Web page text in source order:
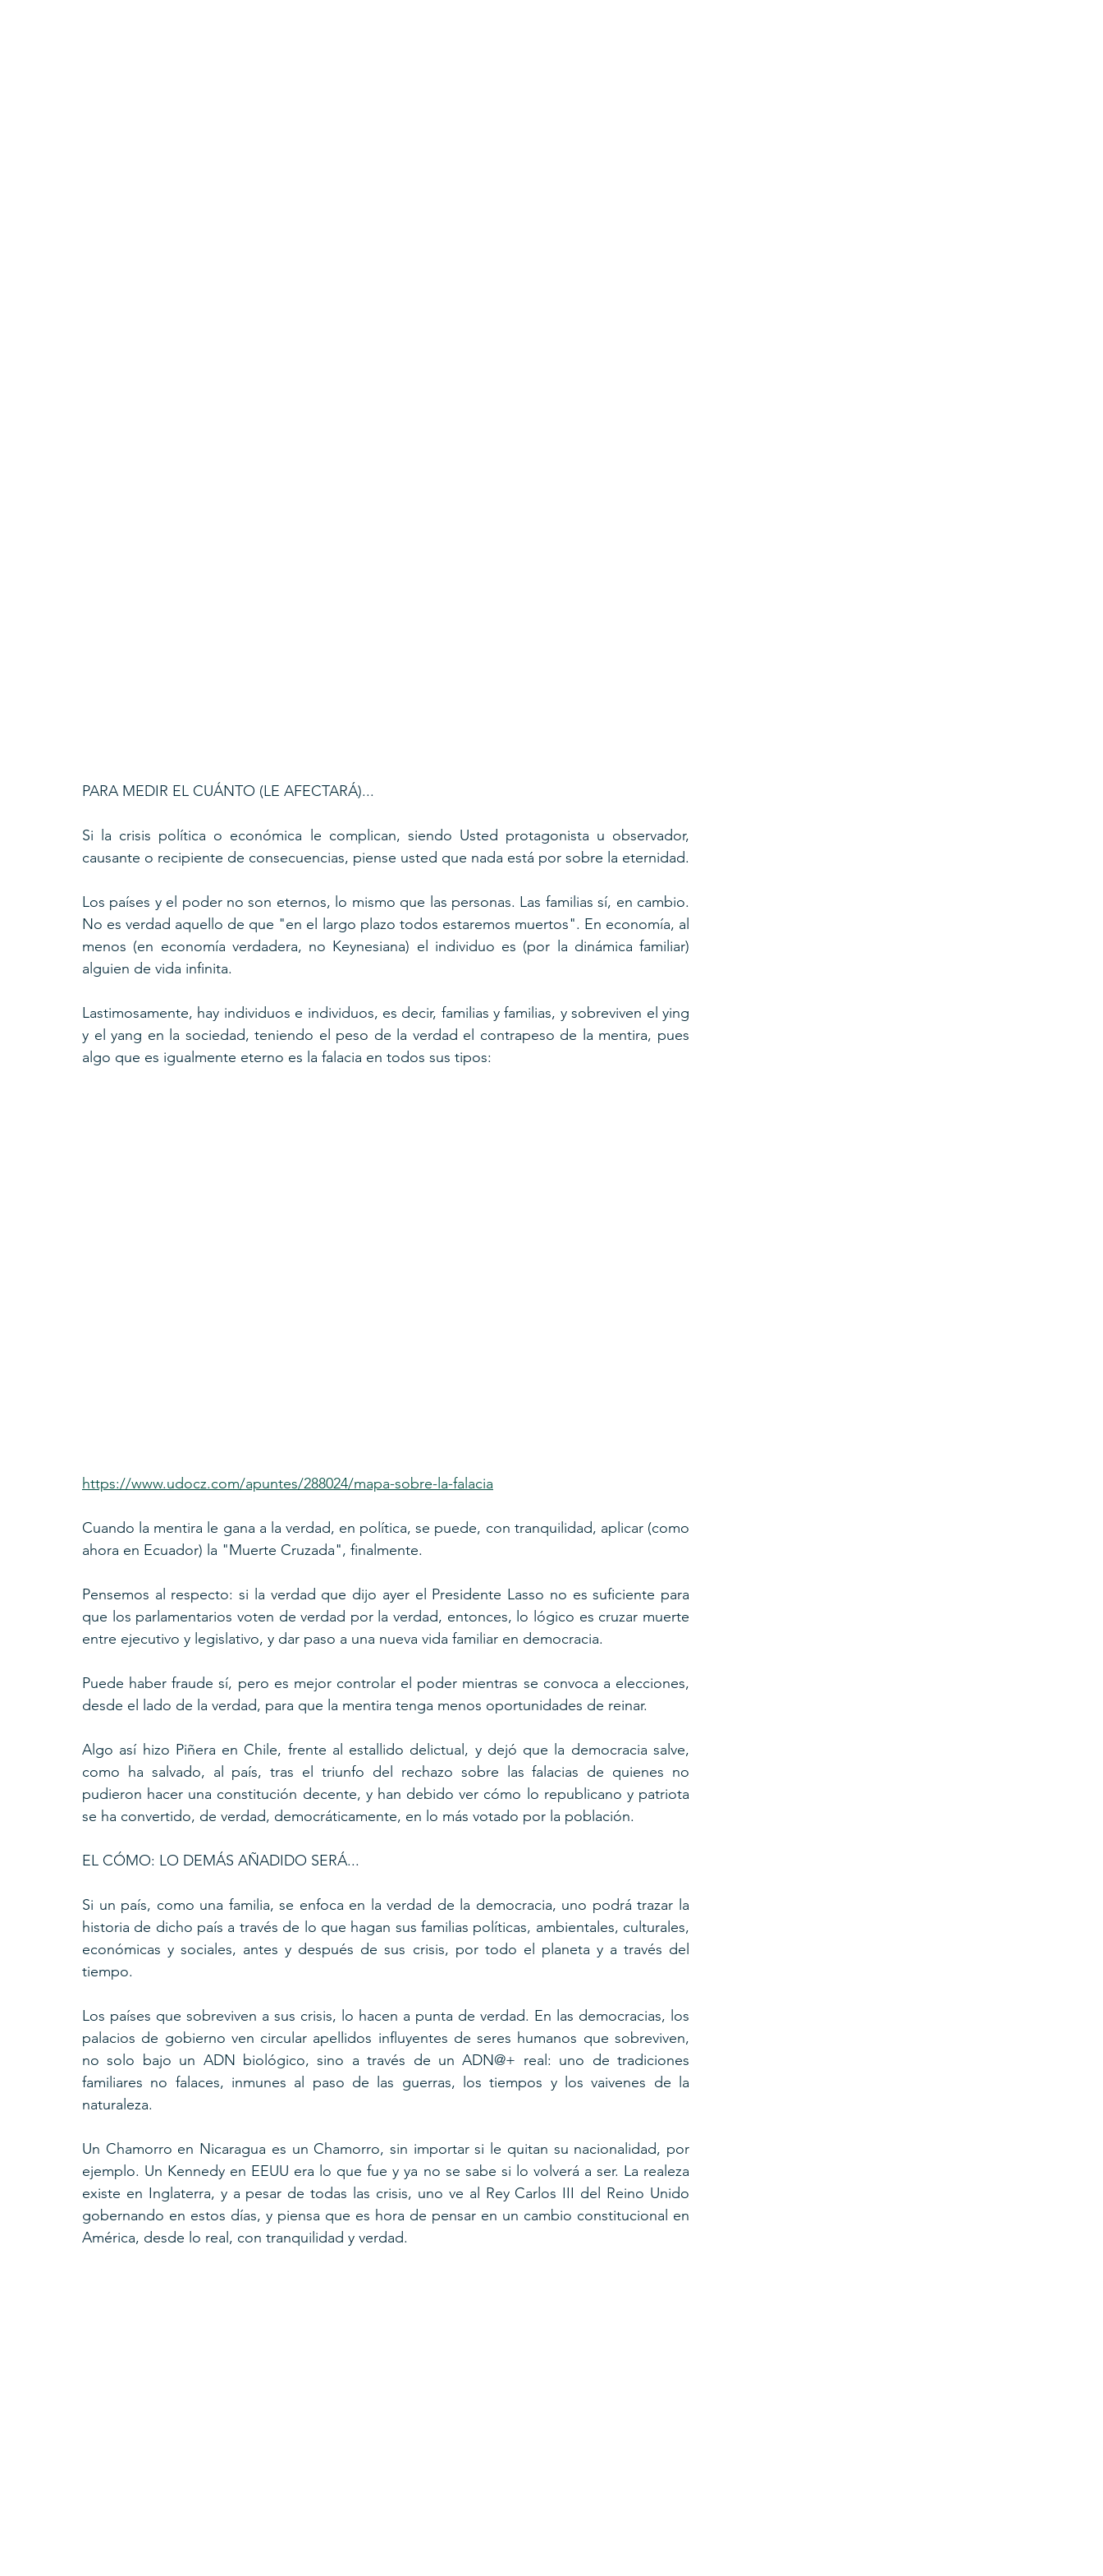
PARA MEDIR EL CUÁNTO (LE AFECTARÁ)...
Si la crisis política o económica le complican, siendo Usted protagonista u observador,
causante o recipiente de consecuencias, piense usted que nada está por sobre la eternidad.
Los países y el poder no son eternos, lo mismo que las personas. Las familias sí, en cambio.
No es verdad aquello de que "en el largo plazo todos estaremos muertos". En economía, al
menos (en economía verdadera, no Keynesiana) el individuo es (por la dinámica familiar)
alguien de vida infinita.
Lastimosamente, hay individuos e individuos, es decir, familias y familias, y sobreviven el ying
y el yang en la sociedad, teniendo el peso de la verdad el contrapeso de la mentira, pues
algo que es igualmente eterno es la falacia en todos sus tipos:
https://www.udocz.com/apuntes/288024/mapa-sobre-la-falacia
Cuando la mentira le gana a la verdad, en política, se puede, con tranquilidad, aplicar (como
ahora en Ecuador) la "Muerte Cruzada", finalmente.
Pensemos al respecto: si la verdad que dijo ayer el Presidente Lasso no es suficiente para
que los parlamentarios voten de verdad por la verdad, entonces, lo lógico es cruzar muerte
entre ejecutivo y legislativo, y dar paso a una nueva vida familiar en democracia.
Puede haber fraude sí, pero es mejor controlar el poder mientras se convoca a elecciones,
desde el lado de la verdad, para que la mentira tenga menos oportunidades de reinar.
Algo así hizo Piñera en Chile, frente al estallido delictual, y dejó que la democracia salve,
como ha salvado, al país, tras el triunfo del rechazo sobre las falacias de quienes no
pudieron hacer una constitución decente, y han debido ver cómo lo republicano y patriota
se ha convertido, de verdad, democráticamente, en lo más votado por la población.
EL CÓMO: LO DEMÁS AÑADIDO SERÁ...
Si un país, como una familia, se enfoca en la verdad de la democracia, uno podrá trazar la
historia de dicho país a través de lo que hagan sus familias políticas, ambientales, culturales,
económicas y sociales, antes y después de sus crisis, por todo el planeta y a través del
tiempo.
Los países que sobreviven a sus crisis, lo hacen a punta de verdad. En las democracias, los
palacios de gobierno ven circular apellidos influyentes de seres humanos que sobreviven,
no solo bajo un ADN biológico, sino a través de un ADN@+ real: uno de tradiciones
familiares no falaces, inmunes al paso de las guerras, los tiempos y los vaivenes de la
naturaleza.
Un Chamorro en Nicaragua es un Chamorro, sin importar si le quitan su nacionalidad, por
ejemplo. Un Kennedy en EEUU era lo que fue y ya no se sabe si lo volverá a ser. La realeza
existe en Inglaterra, y a pesar de todas las crisis, uno ve al Rey Carlos III del Reino Unido
gobernando en estos días, y piensa que es hora de pensar en un cambio constitucional en
América, desde lo real, con tranquilidad y verdad.